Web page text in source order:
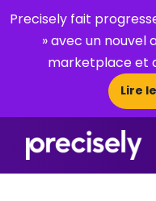
Precisely fait
» avec un nouvel
marketplace et
Lire